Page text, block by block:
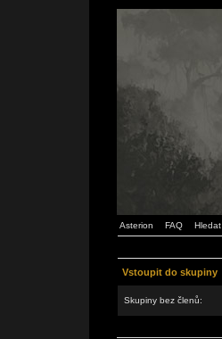
Asterion FAQ Hledat
Vstoupit do skupiny
Skupiny bez členů: